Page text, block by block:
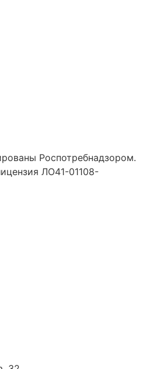
Роспотребнадзором.
ЛО41-01108-